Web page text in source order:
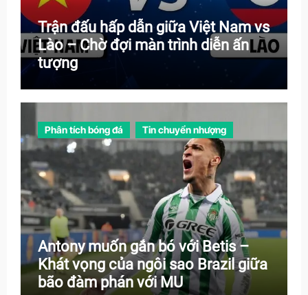
Trận đấu hấp dẫn giữa Việt Nam vs
Lào – Chờ đợi màn trình diễn ấn
tượng
Phân tích bóng đá Tin chuyển nhượng
Antony muốn gắn bó với Betis –
Khát vọng của ngôi sao Brazil giữa
bão đàm phán với MU